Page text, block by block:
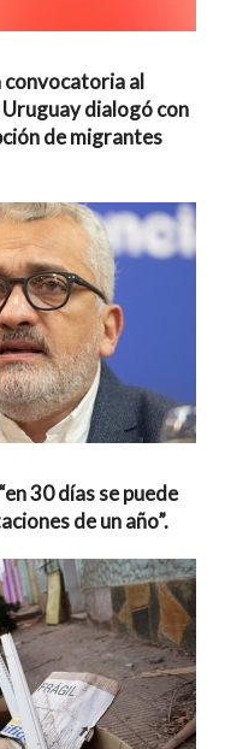
al
dialogó con
de migrantes
30 días se puede
de un año”.